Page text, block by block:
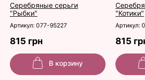
Серебряные серьги
"Рыбки"
"Котики"
Артикул: 077-95227 Артикул:
815 грн 815
В корзину